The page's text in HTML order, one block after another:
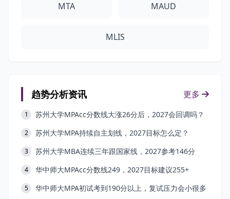
MTA MAUD
MLIS
趋势分析资讯 更多
1 苏州大学MPAcc分数线大涨26分后，2027会回调吗？
2 苏州大学MPA持续自主划线，2027目标怎么定？
3 苏州大学MBA连续三年跟国家线，2027参考146分
4 华中师大MPAcc分数线249，2027目标建议255+
5 华中师大MPA初试考到190分以上，复试压力会小很多